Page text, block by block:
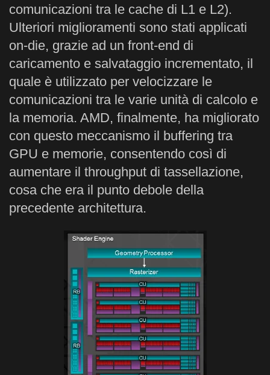
comunicazioni tra le cache di L1 e L2).
Ulteriori miglioramenti sono stati applicati
on-die, grazie ad un front-end di
caricamento e salvataggio incrementato, il
quale è utilizzato per velocizzare le
comunicazioni tra le varie unità di calcolo e
la memoria. AMD, finalmente, ha migliorato
con questo meccanismo il buffering tra
GPU e memorie, consentendo così di
aumentare il throughput di tassellazione,
cosa che era il punto debole della
precedente architettura.